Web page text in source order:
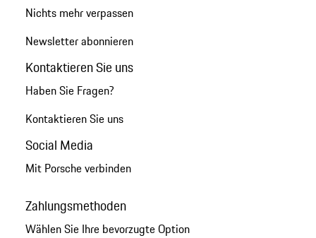
Nichts mehr verpassen
Newsletter abonnieren
Kontaktieren Sie uns
Haben Sie Fragen?
Kontaktieren Sie uns
Social Media
Mit Porsche verbinden
Zahlungsmethoden
Wählen Sie Ihre bevorzugte Option